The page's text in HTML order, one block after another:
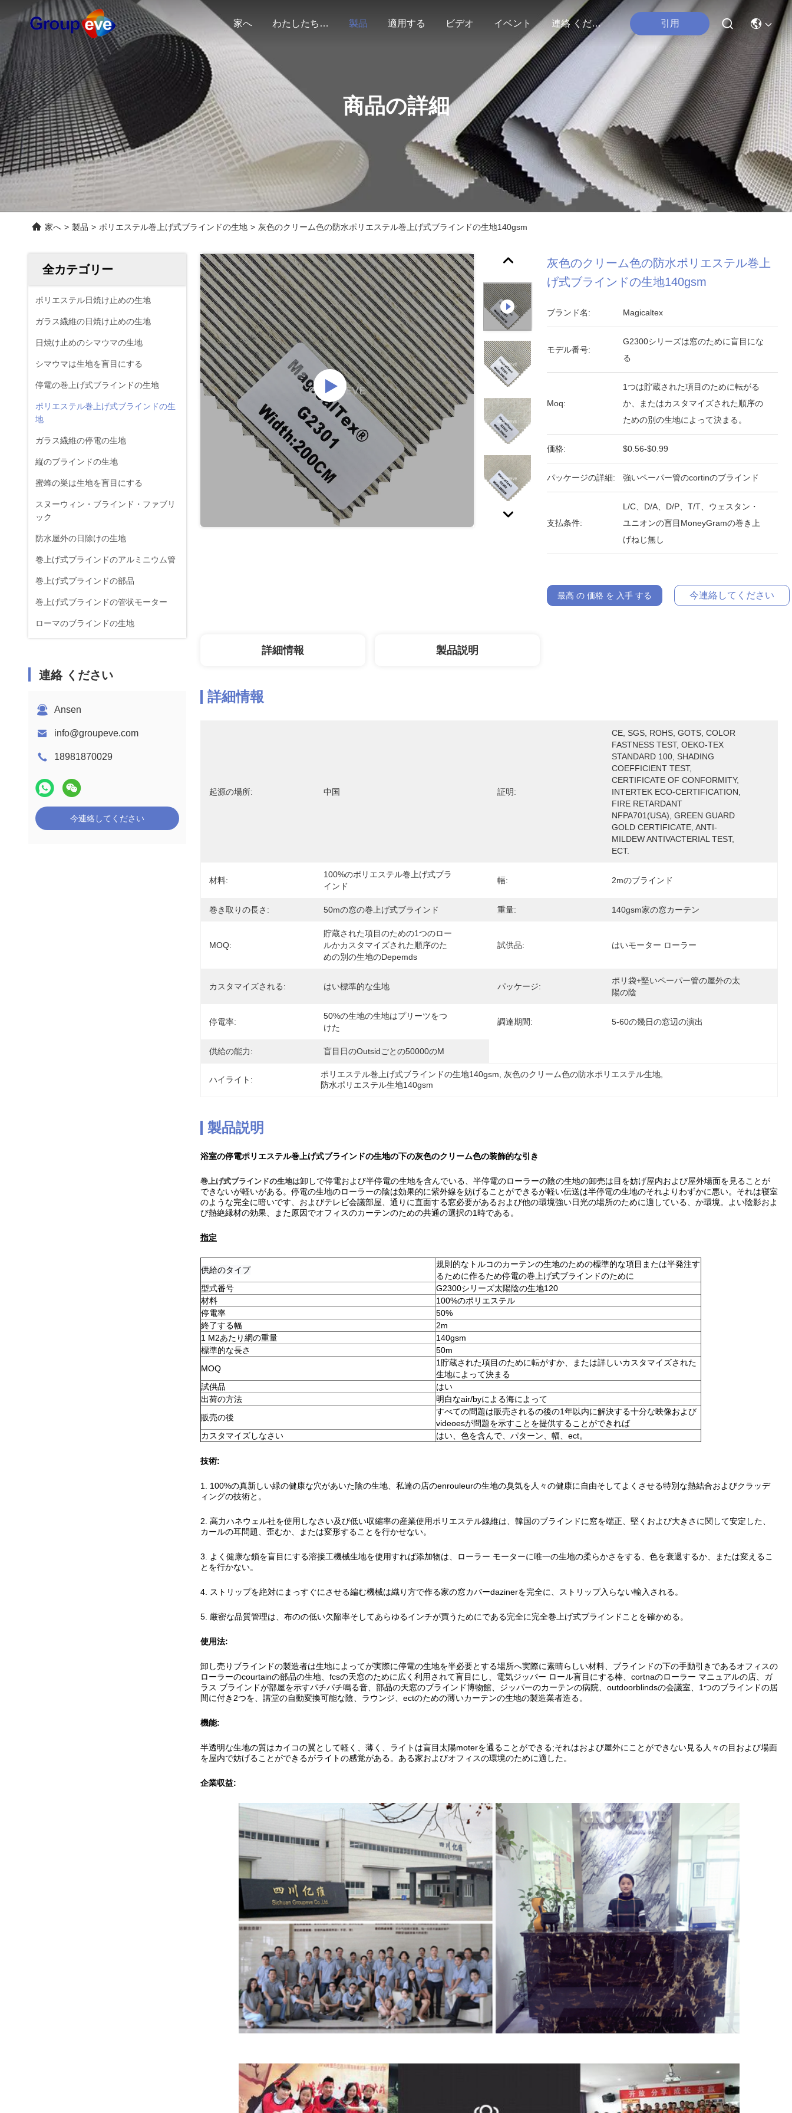
家へ わたしたち に つい て 製品 適用する ビデオ イベント 連絡 ください 引用
商品の詳細
家へ > 製品 > ポリエステル巻上げ式ブラインドの生地 > 灰色のクリーム色の防水ポリエステル巻上げ式ブラインドの生地140gsm
全カテゴリー
ポリエステル日焼け止めの生地
ガラス繊維の日焼け止めの生地
日焼け止めのシマウマの生地
シマウマは生地を盲目にする
停電の巻上げ式ブラインドの生地
ポリエステル巻上げ式ブラインドの生
地
ガラス繊維の停電の生地
縦のブラインドの生地
蜜蜂の巣は生地を盲目にする
スヌーウィン・ブラインド・ファブリ
ック
防水屋外の日除けの生地
巻上げ式ブラインドのアルミニウム管
巻上げ式ブラインドの部品
巻上げ式ブラインドの管状モーター
ローマのブラインドの生地
連絡 ください
Ansen
info@groupeve.com
18981870029
今連絡してください
灰色のクリーム色の防水ポリエステル巻上
げ式ブラインドの生地140gsm
ブランド名: Magicaltex
モデル番号:
G2300シリーズは窓のために盲目にな
る
Moq:
1つは貯蔵された項目のために転がる
か、またはカスタマイズされた順序の
ための別の生地によって決まる。
価格: $0.56-$0.99
パッケージの詳細: 強いペーパー管のcortinのブラインド
支払条件:
L/C、D/A、D/P、T/T、ウェスタン・
ユニオンの盲目MoneyGramの巻き上
げねじ無し
最高 の 価格 を 入手 する 今連絡してください
詳細情報 製品説明
詳細情報
起源の場所: 中国 証明:
CE, SGS, ROHS, GOTS, COLOR
FASTNESS TEST, OEKO-TEX
STANDARD 100, SHADING
COEFFICIENT TEST,
CERTIFICATE OF CONFORMITY,
INTERTEK ECO-CERTIFICATION,
FIRE RETARDANT
NFPA701(USA), GREEN GUARD
GOLD CERTIFICATE, ANTI-
MILDEW ANTIVACTERIAL TEST,
ECT.
材料:
100%のポリエステル巻上げ式ブラ
インド
幅: 2mのブラインド
巻き取りの長さ: 50mの窓の巻上げ式ブラインド 重量: 140gsm家の窓カーテン
MOQ:
貯蔵された項目のための1つのロー
ルかカスタマイズされた順序のた
めの別の生地のDepemds
試供品: はいモーター ローラー
カスタマイズされる: はい標準的な生地 パッケージ:
ポリ袋+堅いペーパー管の屋外の太
陽の陰
停電率:
50%の生地の生地はプリーツをつ
けた
調達期間: 5-60の幾日の窓辺の演出
供給の能力: 盲目日のoutsidごとの50000のm
ハイライト:
ポリエステル巻上げ式ブラインドの生地140gsm 灰色のクリーム色の防水ポリエステル生地
防水ポリエステル生地140gsm
製品説明
浴室の停電ポリエステル巻上げ式ブラインドの生地の下の灰色のクリーム色の装飾的な引き
巻上げ式ブラインドの生地は卸しで停電および半停電の生地を含んでいる、半停電のローラーの陰の生地の卸売は目を妨げ屋内および屋外場面を見ることが
できないが軽いがある。停電の生地のローラーの陰は効果的に紫外線を妨げることができるが軽い伝送は半停電の生地のそれよりわずかに悪い。それは寝室
のような完全に暗いです、およびテレビ会議部屋、通りに直面する窓必要があるおよび他の環境強い日光の場所のために適している、か環境。よい陰影およ
び熱絶縁材の効果、また原因でオフィスのカーテンのための共通の選択の1時である。
指定
供給のタイプ
規則的なトルコのカーテンの生地のための標準的な項目または半発注す
るために作るため停電の巻上げ式ブラインドのために
型式番号
G2300シリーズ太陽陰の生地120
材料
100%のポリエステル
停電率
50%
終了する幅
2m
1 M2あたり網の重量
140gsm
標準的な長さ
50m
MOQ
1貯蔵された項目のために転がすか、または詳しいカスタマイズされた
生地によって決まる
試供品
はい
出荷の方法
明白なair/byによる海によって
販売の後
すべての問題は販売されるの後の1年以内に解決する十分な映像および
videoesが問題を示すことを提供することができれば
カスタマイズしなさい
はい、色を含んで、パターン、幅、ect。
技術:
1. 100%の真新しい緑の健康な穴があいた陰の生地 、私達の店のenrouleurの生地の臭気を人々の健康に自由そしてよくさせる特別な熱結合およびクラッデ
ィングの技術と。
2. 高力ハネウェル社を使用しなさい及び低い収縮率の産業使用ポリエステル線維は、 韓国のブラインドに窓を端正、堅くおよび大きさに関して安定した、
カールの耳問題、歪むか、または変形することを行かせない。
3. よく健康な鎖を盲目にする溶接工機械生地を使用すれば添加物は、 ローラー モーターに唯一の生地の柔らかさをする、色を衰退するか、または変えるこ
とを行かない。
4. ストリップを絶対にまっすぐにさせる編む機械は織り方で作る家の窓カバーdazinerを完全に、ストリップ入らない輸入される。
5. 厳密な品質管理は、 布のの低い欠陥率そしてあらゆるインチが買うためにである完全に完全巻上げ式ブラインドことを確かめる。
使用法:
卸し売りブラインドの製造者は生地によってが実際に停電の生地を半必要とする場所へ実際に素晴らしい材料、ブラインドの下の手動引きであるオフィスの
ローラーのcourtainの部品の生地、fcsの天窓のために広く利用されて盲目にし、電気ジッパー ロール盲目にする棒、cortnaのローラー マニュアルの店、ガ
ラス ブラインドが部屋を示すパチパチ鳴る音、部品の天窓のブラインド博物館、ジッパーのカーテンの病院、outdoorblindsの会議室、1つのブラインドの居
間に付き2つを、講堂の自動変換可能な陰、ラウンジ、ectのための薄いカーテンの生地の製造業者造る。
機能:
半透明な生地の質はカイコの翼として軽く、薄く、ライトは盲目太陽moterを通ることができる;それはおよび屋外にことができない見る人々の目および場面
を屋内で妨げることができるがライトの感覚がある。ある家およびオフィスの環境のために適した。
企業収益: